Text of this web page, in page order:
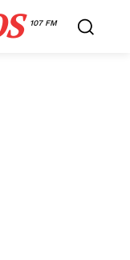
107 FM